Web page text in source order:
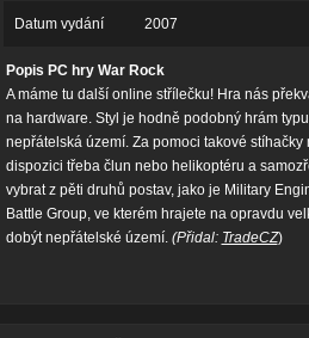
Datum vydání 2007
Popis PC hry War Rock
A máme tu další online střílečku! Hra nás
na hardware. Styl je hodně podobný hrám
nepřátelská území. Za pomoci takové
dispozici třeba člun nebo helikoptéru a
vybrat z pěti druhů postav, jako je Military
Battle Group, ve kterém hrajete na opravdu
dobýt nepřátelské území.(Přidal: TradeCZ)